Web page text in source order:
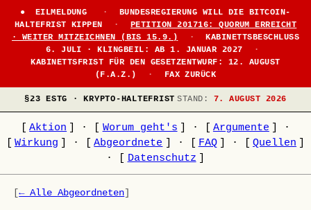
EILMELDUNG ·
BUNDESREGIERUNG WILL DIE BITCOIN-
HALTEFRIST KIPPEN
·
PETITION 201716: QUORUM ERREICHT
· WEITER MITZEICHNEN (BIS 15.9.)
·
KABINETTSBESCHLUSS
6. JULI · KLINGBEIL: AB 1. JANUAR 2027
·
KABINETTSFRIST FÜR DEN GESETZENTWURF: 12. AUGUST
(F.A.Z.)
· FAX ZURÜCK
§23 ESTG · KRYPTO-HALTEFRIST STAND: 7. AUGUST 2026
Aktion · Worum geht's · Argumente
·
Wirkung · Abgeordnete · FAQ · Quellen
·
Datenschutz
[← Alle Abgeordneten]